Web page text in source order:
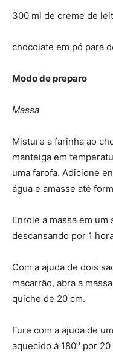
300 ml de creme de
chocolate em pó para
Modo de preparo
Massa
Misture a farinha ao
manteiga em
uma farofa. Adicione
água e amasse até
Enrole a massa em
descansando por 1
Com a ajuda de dois
macarrão, abra a
quiche de 20 cm.
Fure com a ajuda de
aquecido à 180o por 20